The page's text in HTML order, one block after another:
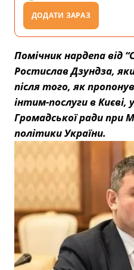
ДОДАТИ ЗАРАЗ
Помічник нардепа від
Ростислав Дзундза,
після того, як
інтим-послуги в Києві,
Громадської ради при
політики України.